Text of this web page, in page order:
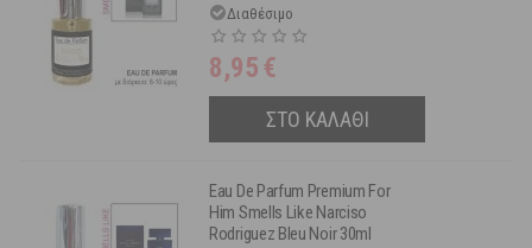
Διαθέσιμο
8,95 €
ΣΤΟ ΚΑΛΑΘΙ
Eau De Parfum Premium For
Him Smells Like Narciso
Rodriguez Bleu Noir 30ml